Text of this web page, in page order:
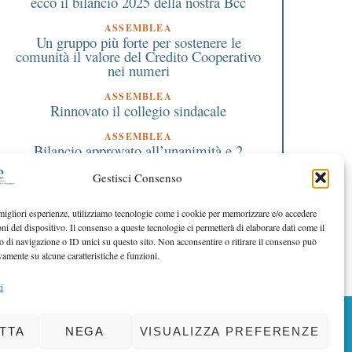
Gestisci Consenso
esperienze, utilizziamo tecnologie come i cookie per memorizzare e/o accedere
del dispositivo. Il consenso a queste tecnologie ci permetterà di elaborare dati come il
di navigazione o ID unici su questo sito. Non acconsentire o ritirare il consenso può
su alcune caratteristiche e funzioni.
NEGA VISUALIZZA PREFERENZE
ASSEMBLEA
Un gruppo più forte per sostenere le
comunità il valore del Credito Cooperativo
nei numeri
ASSEMBLEA
Rinnovato il collegio sindacale
ASSEMBLEA
Bilancio approvato all’unanimità e 2
EDITORIALE PRESIDENTE
Costruire futuro insieme
BACK TO TOP